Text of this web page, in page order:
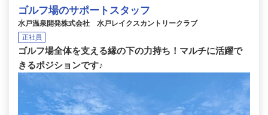
ゴルフ場のサポートスタッフ
水戸温泉開発株式会社 水戸レイクスカントリークラブ
正社員
ゴルフ場全体を支える縁の下の力持ち！マルチに活躍で
きるポジションです♪